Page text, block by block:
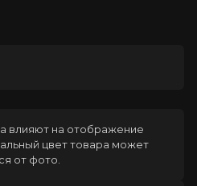
влияют на отображение
цвет товара может
от фото.